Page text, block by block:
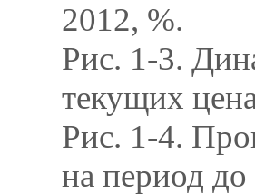
2012, %.
Рис. 1-3.
текущих
Рис. 1-4.
на период